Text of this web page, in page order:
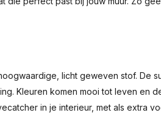
licht geweven stof. De
Kleuren komen mooi tot leven en
in je interieur, met als extra